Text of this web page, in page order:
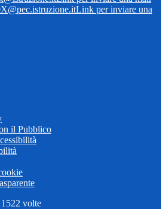
Link per inviare una
il Pubblico
1522 volte